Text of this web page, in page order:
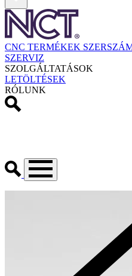
CNC TERMÉKEK
SZERVIZ
SZOLGÁLTATÁSOK
LETÖLTÉSEK
RÓLUNK